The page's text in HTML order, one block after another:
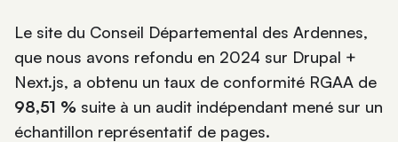
Le site du Conseil Départemental des Ardennes,
que nous avons refondu en 2024 sur Drupal +
Next.js, a obtenu un taux de conformité RGAA de
98,51 % suite à un audit indépendant mené sur un
échantillon représentatif de pages.